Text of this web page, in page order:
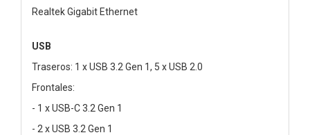
Realtek Gigabit Ethernet
USB
Traseros: 1 x USB 3.2 Gen 1, 5 x USB 2.0
Frontales:
- 1 x USB-C 3.2 Gen 1
- 2 x USB 3.2 Gen 1